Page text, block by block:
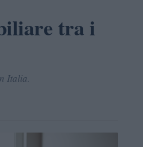
tra i
Italia.